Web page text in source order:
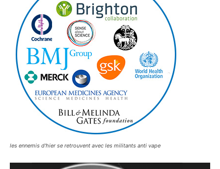
les ennemis d'hier se retrouvent avec les militants anti vape